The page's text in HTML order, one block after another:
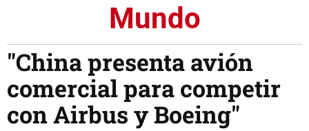
Mundo
"China presenta avión
comercial para competir
con Airbus y Boeing"